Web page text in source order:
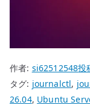
作者: si62512548投
タグ: journalctl,
26.04, Ubuntu